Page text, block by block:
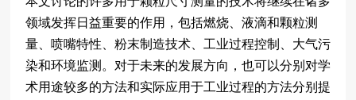
领域发挥日益重要的作用，包括燃烧、液滴和颗粒测
量、喷嘴特性、粉末制造技术、工业过程控制、大气污
染和环境监测。对于未来的发展方向，也可以分别对学
术用途较多的方法和实际应用于工业过程的方法分别提